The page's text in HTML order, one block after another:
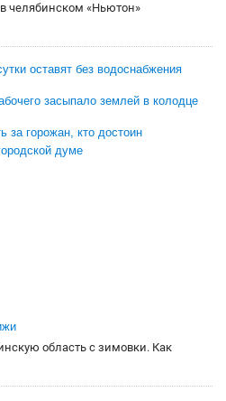
челябинском «Ньютон»
оставят без водоснабжения
засыпало землей в колодце
за горожан, кто достоин
думе
область с зимовки. Как